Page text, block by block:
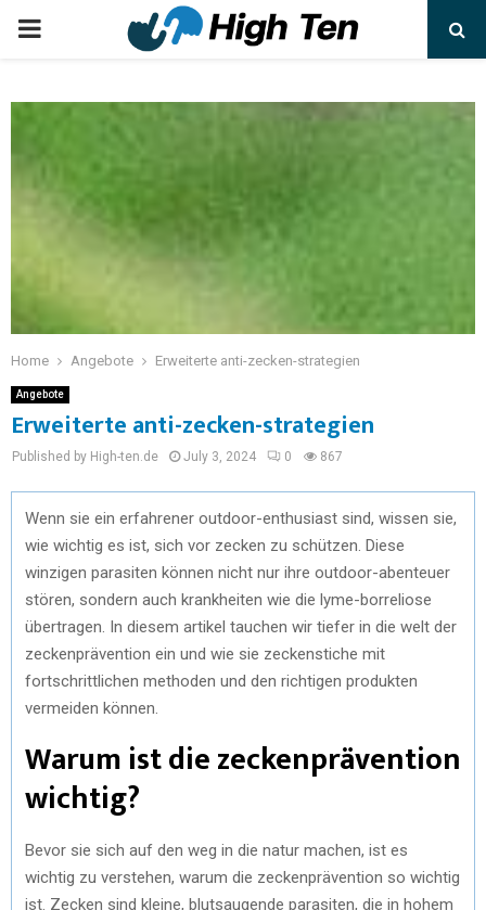
Home Angebote Erweiterte anti-zecken-strategien
Angebote
Erweiterte anti-zecken-strategien
Published by High-ten.de July 3, 2024 0 867
Wenn sie ein erfahrener outdoor-enthusiast sind, wissen sie,
wie wichtig es ist, sich vor zecken zu schützen. Diese
winzigen parasiten können nicht nur ihre outdoor-abenteuer
stören, sondern auch krankheiten wie die lyme-borreliose
übertragen. In diesem artikel tauchen wir tiefer in die welt der
zeckenprävention ein und wie sie zeckenstiche mit
fortschrittlichen methoden und den richtigen produkten
vermeiden können.
Warum ist die zeckenprävention
wichtig?
Bevor sie sich auf den weg in die natur machen, ist es
wichtig zu verstehen, warum die zeckenprävention so wichtig
ist. Zecken sind kleine, blutsaugende parasiten, die in hohem